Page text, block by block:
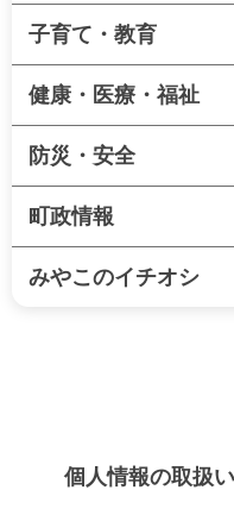
子育て・教育
健康・医療・福祉
防災・安全
町政情報
みやこのイチオシ
個人情報の取扱い